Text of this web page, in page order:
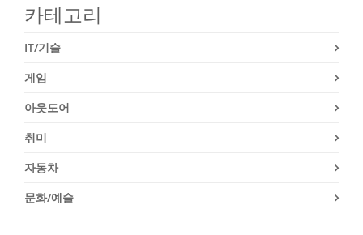
카테고리
IT/기술
게임
아웃도어
취미
자동차
문화/예술